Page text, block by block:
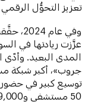
تعزيز التحوُّل
وفي عام
عزَّزت ريادتها في
المدى البعيد.
جروب»، أكبر شبكة
توسيع كبير في حضور